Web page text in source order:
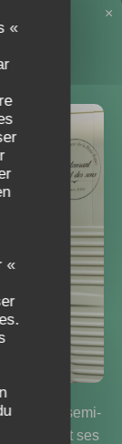
«
«
×
nos plats semi-
et ses